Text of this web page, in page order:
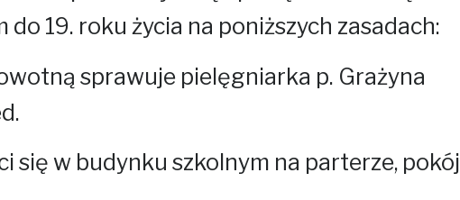
19. roku życia na poniższych zasadach:
sprawuje pielęgniarka p. Grażyna
się w budynku szkolnym na parterze, pokój